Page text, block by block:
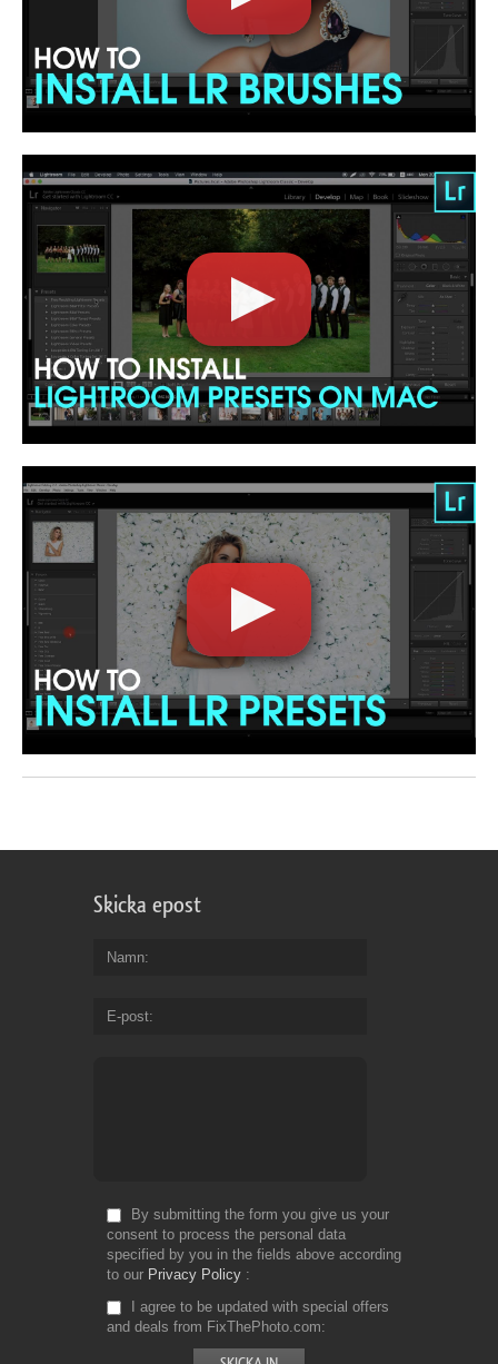
Skicka epost
Namn
E-post
By submitting the form you give us your
consent to process the personal data
specified by you in the fields above according
to our Privacy Policy
I agree to be updated with special offers
and deals from FixThePhoto.com